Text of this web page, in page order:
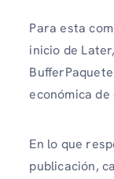
Para esta
inicio de
económica
En lo que
publicación,